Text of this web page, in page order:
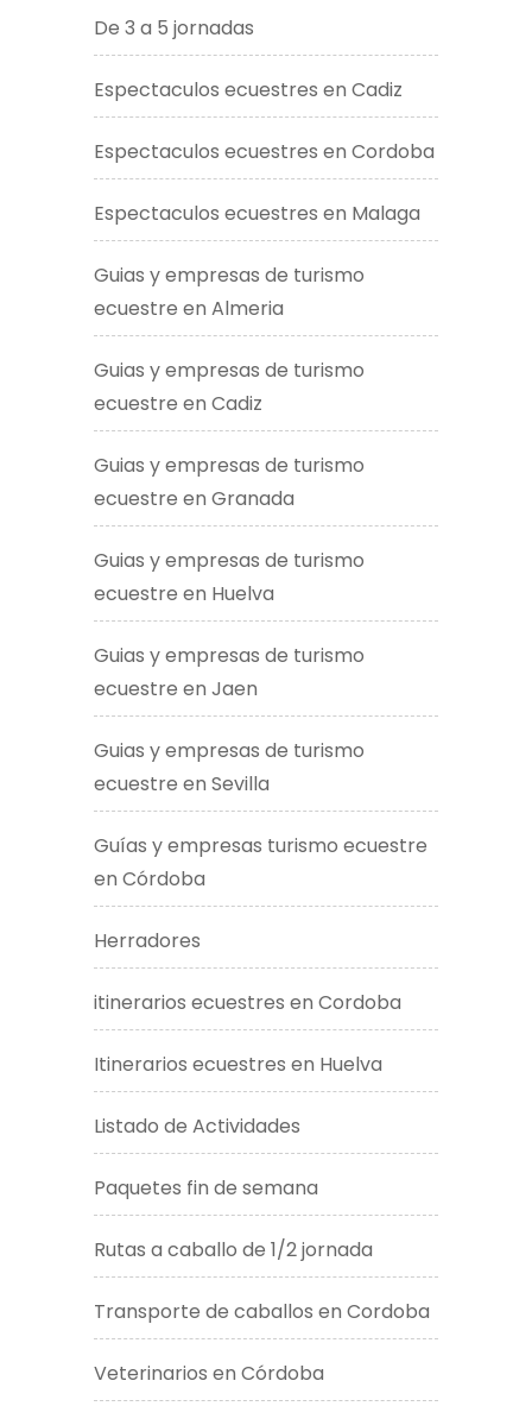
De 3 a 5 jornadas
Espectaculos ecuestres en Cadiz
Espectaculos ecuestres en Cordoba
Espectaculos ecuestres en Malaga
Guias y empresas de turismo
ecuestre en Almeria
Guias y empresas de turismo
ecuestre en Cadiz
Guias y empresas de turismo
ecuestre en Granada
Guias y empresas de turismo
ecuestre en Huelva
Guias y empresas de turismo
ecuestre en Jaen
Guias y empresas de turismo
ecuestre en Sevilla
Guías y empresas turismo ecuestre
en Córdoba
Herradores
itinerarios ecuestres en Cordoba
Itinerarios ecuestres en Huelva
Listado de Actividades
Paquetes fin de semana
Rutas a caballo de 1/2 jornada
Transporte de caballos en Cordoba
Veterinarios en Córdoba